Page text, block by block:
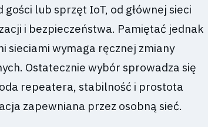
lub sprzęt IoT, od głównej sieci
i bezpieczeństwa. Pamiętać jednak
sieciami wymaga ręcznej zmiany
Ostatecznie wybór sprowadza się
repeatera, stabilność i prostota
zapewniana przez osobną sieć.